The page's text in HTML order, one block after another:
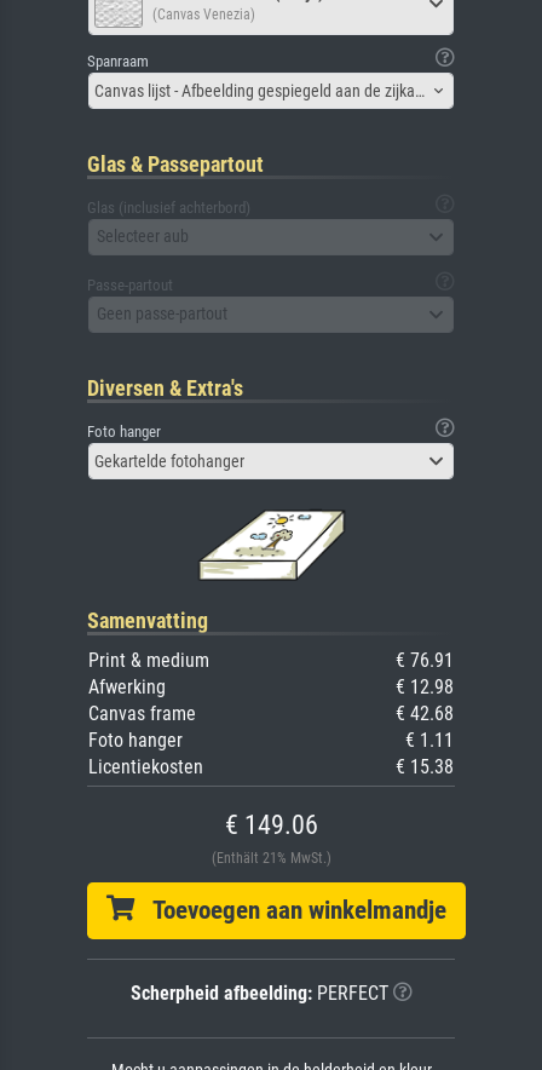
(Canvas Venezia)
Spanraam
Canvas lijst - Afbeelding gespiegeld aan de zijkant
Glas & Passepartout
Glas (inclusief achterbord)
Selecteer aub
Passe-partout
Geen passe-partout
Diversen & Extra's
Foto hanger
Gekartelde fotohanger
Samenvatting
Print & medium
€ 76.91
Afwerking
€ 12.98
Canvas frame
€ 42.68
Foto hanger
€ 1.11
Licentiekosten
€ 15.38
€ 149.06
(Enthält 21% MwSt.)
Toevoegen aan winkelmandje
Scherpheid afbeelding:PERFECT